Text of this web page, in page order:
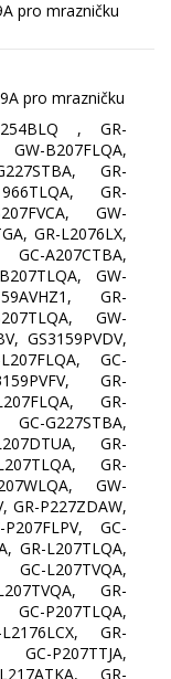
pro mrazničku
N254BLQ , GR-
B207FLQA,
GR-
GR-
GW-
GR-L2076LX,
A207CTBA,
GW-
GR-
GW-
GS3159PVDV,
GC-
GR-
GR-
G227STBA,
GR-
GR-
GW-
GR-P227ZDAW,
GC-
GR-L207TLQA,
L207TVQA,
GR-
P207TLQA,
GR-
P207TTJA,
GR-